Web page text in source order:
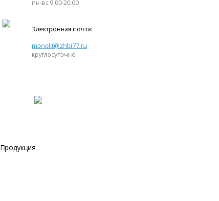
пн-вс 9.00-20.00
Электронная почта:
monolit@zhbi77.ru
круглосуточно
Продукция